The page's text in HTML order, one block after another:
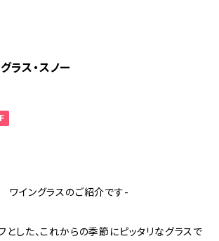
ス・スノー
ワイングラスのご紹介です-
とした、これからの季節にピッタリなグラスで